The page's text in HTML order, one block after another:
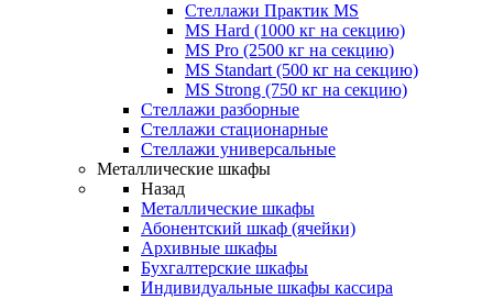
Стеллажи Практик MS
MS Hard (1000 кг на секцию)
MS Pro (2500 кг на секцию)
MS Standart (500 кг на секцию)
MS Strong (750 кг на секцию)
Стеллажи разборные
Стеллажи стационарные
Стеллажи универсальные
Металлические шкафы
Назад
Металлические шкафы
Абонентский шкаф (ячейки)
Архивные шкафы
Бухгалтерские шкафы
Индивидуальные шкафы кассира